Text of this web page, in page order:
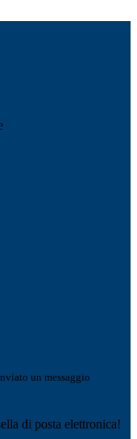
un messaggio
di posta elettronica!